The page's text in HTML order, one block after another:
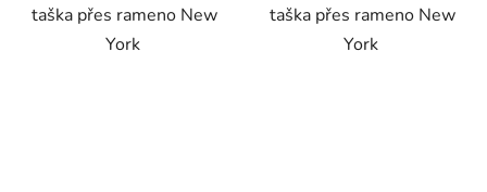
taška přes rameno New
York
taška přes rameno New
York